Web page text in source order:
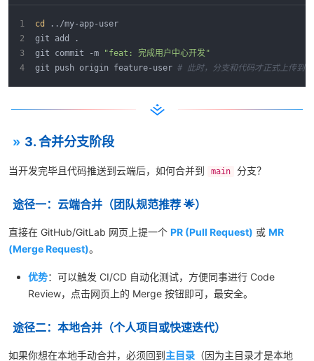
cd
../my-app-user
git add .
git commit -m
"feat: 完成用户中心开发"
git push origin feature-user # 此时，分支和代码才正式上传到
3. 合并分支阶段
当开发完毕且代码推送到云端后，如何合并到 main 分支？
途径一：云端合并（团队规范推荐 🌟）
直接在 GitHub/GitLab 网页上提一个 PR (Pull Request) 或 MR
(Merge Request)。
优势：可以触发 CI/CD 自动化测试，方便同事进行 Code
Review，点击网页上的 Merge 按钮即可，最安全。
途径二：本地合并（个人项目或快速迭代）
如果你想在本地手动合并，必须回到主目录 （因为主目录才是本地